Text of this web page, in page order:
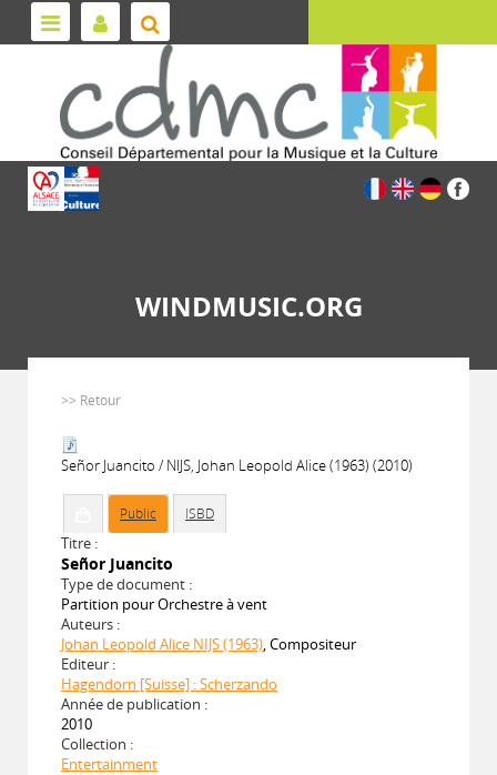
WINDMUSIC.ORG
>> Retour
Señor Juancito / NIJS, Johan Leopold Alice (1963) (2010)
Public ISBD
Titre :
Señor Juancito
Type de document :
Partition pour Orchestre à vent
Auteurs :
Johan Leopold Alice NIJS (1963), Compositeur
Editeur :
Hagendorn [Suisse] : Scherzando
Année de publication :
2010
Collection :
Entertainment